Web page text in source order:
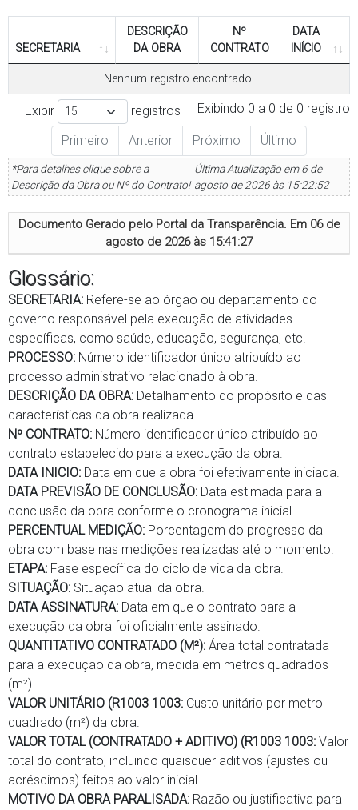
SECRETARIA
DESCRIÇÃO
DA OBRA
Nº
CONTRATO
DATA
INÍCIO
Nenhum registro encontrado.
Exibindo 0 a 0 de 0 registro
Exibir
registros
Primeiro
Anterior Próximo Último
*Para detalhes clique sobre a
Descrição da Obra ou Nº do Contrato!
Última Atualização em 6 de
agosto de 2026 às 15:22:52
Documento Gerado pelo Portal da Transparência. Em 06 de
agosto de 2026 às 15:41:27
Glossário:
SECRETARIA: Refere-se ao órgão ou departamento do
governo responsável pela execução de atividades
específicas, como saúde, educação, segurança, etc.
PROCESSO: Número identificador único atribuído ao
processo administrativo relacionado à obra.
DESCRIÇÃO DA OBRA: Detalhamento do propósito e das
características da obra realizada.
Nº CONTRATO: Número identificador único atribuído ao
contrato estabelecido para a execução da obra.
DATA INICIO: Data em que a obra foi efetivamente iniciada.
DATA PREVISÃO DE CONCLUSÃO: Data estimada para a
conclusão da obra conforme o cronograma inicial.
PERCENTUAL MEDIÇÃO: Porcentagem do progresso da
obra com base nas medições realizadas até o momento.
ETAPA: Fase específica do ciclo de vida da obra.
SITUAÇÃO: Situação atual da obra.
DATA ASSINATURA: Data em que o contrato para a
execução da obra foi oficialmente assinado.
QUANTITATIVO CONTRATADO (M²): Área total contratada
para a execução da obra, medida em metros quadrados
(m²).
VALOR UNITÁRIO (R1003 1003: Custo unitário por metro
quadrado (m²) da obra.
VALOR TOTAL (CONTRATADO + ADITIVO) (R1003 1003: Valor
total do contrato, incluindo quaisquer aditivos (ajustes ou
acréscimos) feitos ao valor inicial.
MOTIVO DA OBRA PARALISADA: Razão ou justificativa para